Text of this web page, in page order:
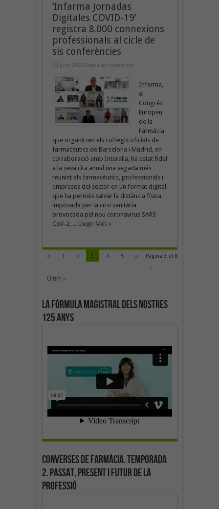
‘Infarma Jornadas
Digitales COVID-19’
registra 8.000 connexions
professionals al cicle de
sis conferències
23 juny 2020 Deixa un comentari
Infarma,
el
Congrés
Europeu
de la
Farmàcia
que organitzen els col·legis oficials de
farmacèutics de Barcelona i Madrid, en
col·laboració amb Interalia, ha estat fidel
a la seva cita anual una vegada més
reunint els farmacèutics, professionals i
empreses del sector en un format digital
que ha permès salvar la distància física
imposada per la crisi sanitària
provocada pel nou coronavirus SARS-
CoV-2. ... Llegir Més »
Pàgina 3 of 8
« 1 2 3 4 5
»
...
Últim »
La fórmula magistral dels nostres
125 anys
Converses de farmàcia. Temporada
2. Passat, present i futur de la
professió